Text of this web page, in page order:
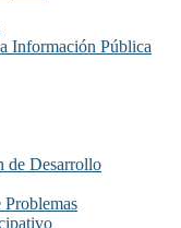
Información Pública
de Desarrollo